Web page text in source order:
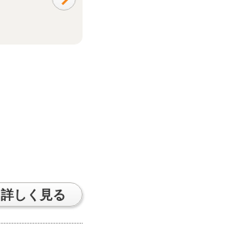
外構・エクステリ
詳しく見る